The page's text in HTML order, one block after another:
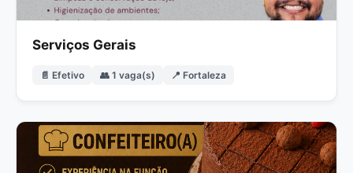
Serviços Gerais
📄 Efetivo 👥 1 vaga(s) 📍 Fortaleza